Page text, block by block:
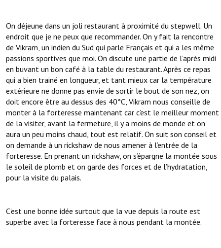
On déjeune dans un joli restaurant à proximité du stepwell. Un
endroit que je ne peux que recommander. On y fait la rencontre
de Vikram, un indien du Sud qui parle Français et qui a les même
passions sportives que moi. On discute une partie de l’après midi
en buvant un bon café à la table du restaurant. Après ce repas
qui a bien trainé en longueur, et tant mieux car la température
extérieure ne donne pas envie de sortir le bout de son nez, on
doit encore être au dessus des 40°C, Vikram nous conseille de
monter à la forteresse maintenant car c’est le meilleur moment
de la visiter, avant la fermeture, il y a moins de monde et on
aura un peu moins chaud, tout est relatif. On suit son conseil et
on demande à un rickshaw de nous amener à l’entrée de la
forteresse. En prenant un rickshaw, on s’épargne la montée sous
le soleil de plomb et on garde des forces et de l’hydratation,
pour la visite du palais.
C’est une bonne idée surtout que la vue depuis la route est
superbe avec la forteresse face à nous pendant la montée.